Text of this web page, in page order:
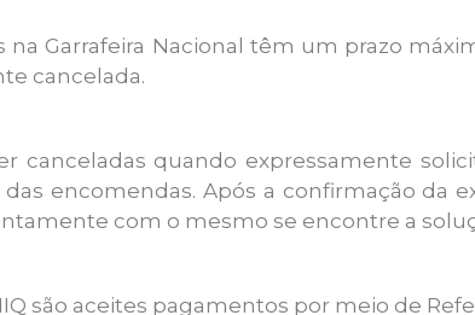
na Garrafeira Nacional têm um prazo
cancelada.
canceladas quando expressamente
das encomendas. Após a confirmação da
com o mesmo se encontre a
são aceites pagamentos por meio de